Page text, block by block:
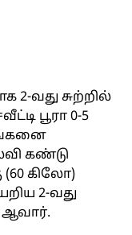
2-வது சுற்றில்
பூரா 0-5
கண்டு
(60 கிலோ)
2-வது
ஆவார்.